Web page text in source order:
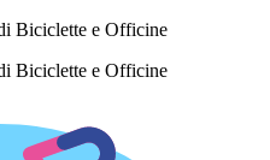
Biciclette e Officine
Biciclette e Officine